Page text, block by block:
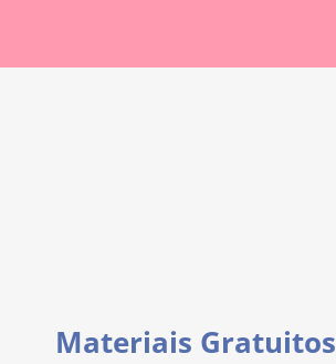
Materiais Gratuitos